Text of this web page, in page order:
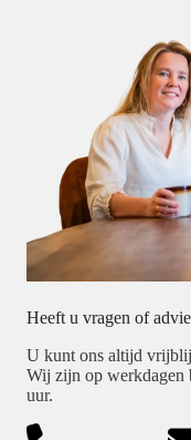
Heeft u vragen of
U kunt ons altijd
Wij zijn op werkdagen
uur.